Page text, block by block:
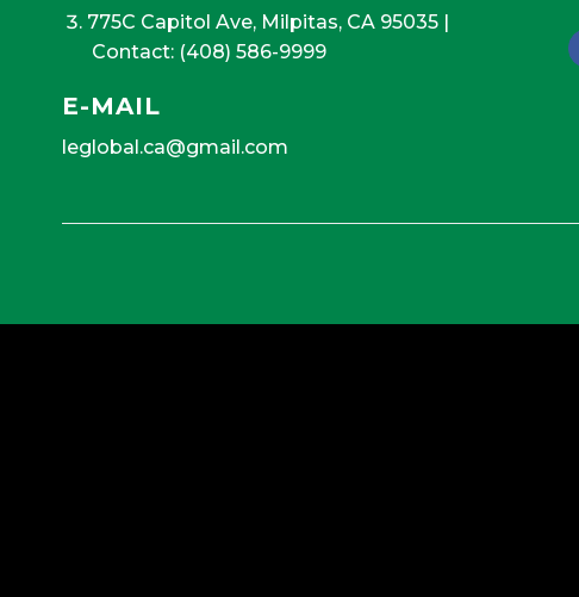
775C Capitol Ave, Milpitas, CA 95035|
Contact: (408) 586-9999
E-MAIL
leglobal.ca@gmail.com